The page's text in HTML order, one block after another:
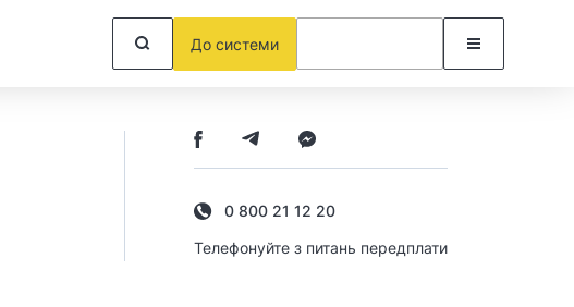
До системи
0 800 21 12 20
Телефонуйте з питань передплати